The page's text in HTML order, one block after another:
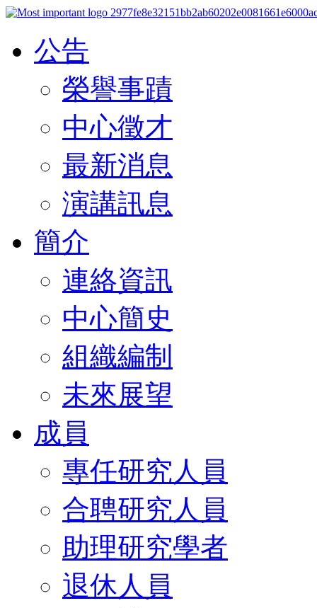
公告
榮譽事蹟
中心徵才
最新消息
演講訊息
簡介
連絡資訊
中心簡史
組織編制
未來展望
成員
專任研究人員
合聘研究人員
助理研究學者
退休人員